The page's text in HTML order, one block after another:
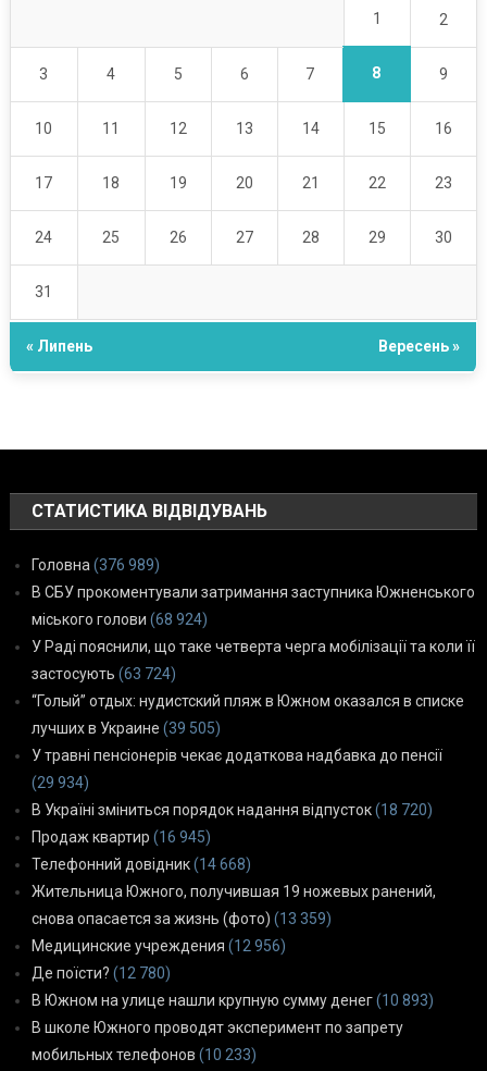
1 2
3 4 5 6 7 8 9
10 11 12 13 14 15 16
17 18 19 20 21 22 23
24 25 26 27 28 29 30
31
« Липень Вересень »
СТАТИСТИКА ВІДВІДУВАНЬ
Головна (376 989)
В СБУ прокоментували затримання заступника Южненського
міського голови (68 924)
У Раді пояснили, що таке четверта черга мобілізації та коли її
застосують (63 724)
“Голый” отдых: нудистский пляж в Южном оказался в списке
лучших в Украине (39 505)
У травні пенсіонерів чекає додаткова надбавка до пенсії
(29 934)
В Україні зміниться порядок надання відпусток(18 720)
Продаж квартир (16 945)
Телефонний довідник(14 668)
Жительница Южного, получившая 19 ножевых ранений,
снова опасается за жизнь (фото) (13 359)
Медицинские учреждения (12 956)
Де поїсти? (12 780)
В Южном на улице нашли крупную сумму денег(10 893)
В школе Южного проводят эксперимент по запрету
мобильных телефонов (10 233)